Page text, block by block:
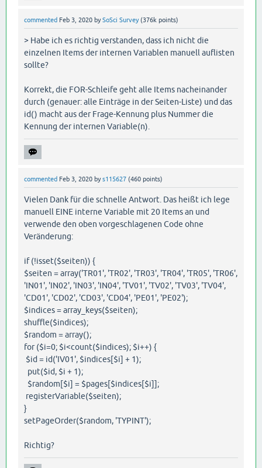
commented Feb 3, 2020 bySoSci Survey (376k points)
> Habe ich es richtig verstanden, dass ich nicht die
einzelnen Items der internen Variablen manuell auflisten
sollte?
Korrekt, die FOR-Schleife geht alle Items nacheinander
durch (genauer: alle Einträge in der Seiten-Liste) und das
id() macht aus der Frage-Kennung plus Nummer die
Kennung der internen Variable(n).
commented Feb 3, 2020 bys115627 (460 points)
Vielen Dank für die schnelle Antwort. Das heißt ich lege
manuell EINE interne Variable mit 20 Items an und
verwende den oben vorgeschlagenen Code ohne
Veränderung:
if (!isset($seiten)) {
$seiten = array('TR01', 'TR02', 'TR03', 'TR04', 'TR05', 'TR06',
'IN01', 'IN02', 'IN03', 'IN04', 'TV01', 'TV02', 'TV03', 'TV04',
'CD01', 'CD02', 'CD03', 'CD04', 'PE01', 'PE02');
$indices = array_keys($seiten);
shuffle($indices);
$random = array();
for ($i=0; $i<count($indices); $i++) {
$id = id('IV01', $indices[$i] + 1);
put($id, $i + 1);
$random[$i] = $pages[$indices[$i]];
registerVariable($seiten);
}
setPageOrder($random, 'TYPINT');
Richtig?